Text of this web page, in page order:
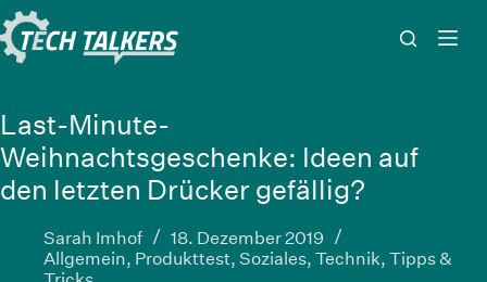
Zum
Inhalt
springen
Last-Minute-
Weihnachtsgeschenke: Ideen auf
den letzten Drücker gefällig?
Sarah Imhof
18. Dezember 2019
Allgemein, Produkttest, Soziales, Technik, Tipps &